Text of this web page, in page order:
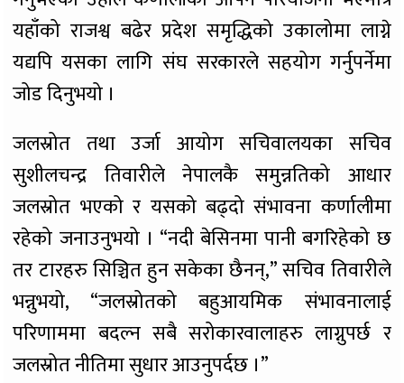
यहाँको राजश्व बढेर प्रदेश समृद्धिको उकालोमा लाग्ने
यद्यपि यसका लागि संघ सरकारले सहयोग गर्नुपर्नेमा
जोड दिनुभयो ।
जलस्रोत तथा उर्जा आयोग सचिवालयका सचिव
सुशीलचन्द्र तिवारीले नेपालकै समुन्नतिको आधार
जलस्रोत भएको र यसको बढ्दो संभावना कर्णालीमा
रहेको जनाउनुभयो । “नदी बेसिनमा पानी बगरिहेको छ
तर टारहरु सिञ्चित हुन सकेका छैनन्,” सचिव तिवारीले
भन्नुभयो, “जलस्रोतको बहुआयमिक संभावनालाई
परिणाममा बदल्न सबै सरोकारवालाहरु लाग्नुपर्छ र
जलस्रोत नीतिमा सुधार आउनुपर्दछ ।”